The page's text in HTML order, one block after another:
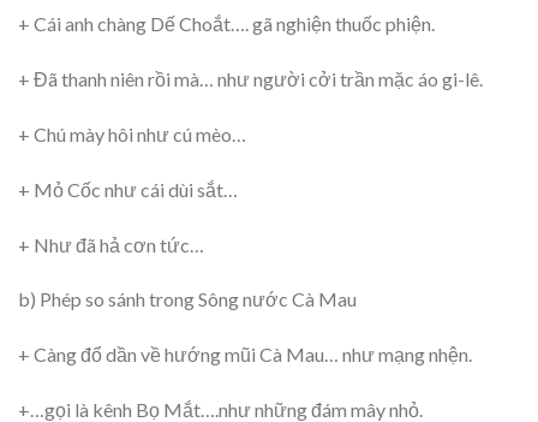
+ Cái anh chàng Dế Choắt…. gã nghiện thuốc phiện.
+ Đã thanh niên rồi mà… như người cởi trần mặc áo gi-lê.
+ Chú mày hôi như cú mèo…
+ Mỏ Cốc như cái dùi sắt…
+ Như đã hả cơn tức…
b) Phép so sánh trong Sông nước Cà Mau
+ Càng đổ dần về hướng mũi Cà Mau… như mạng nhện.
+…gọi là kênh Bọ Mắt….như những đám mây nhỏ.